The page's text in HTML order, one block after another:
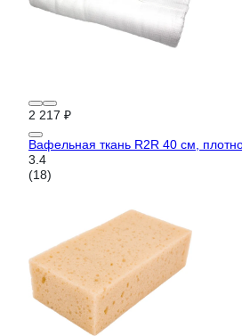
2 217 ₽
Вафельная ткань R2R 40 см,
3.4
(18)